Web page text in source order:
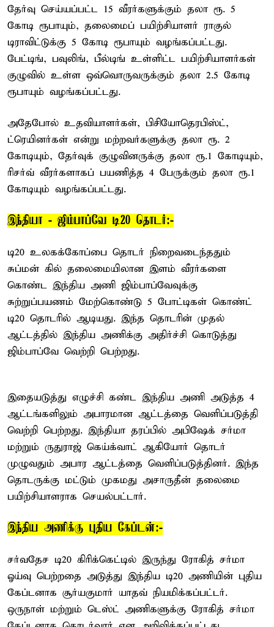
தேர்வு செய்யப்பட்ட 15 வீரர்களுக்கும் தலா ரூ. 5
கோடி ரூபாயும், தலைமைப் பயிற்சியாளர் ராகுல்
டிராவிட்டுக்கு 5 கோடி ரூபாயும் வழங்கப்பட்டது.
பேட்டிங், பவுலிங், பீல்டிங் உள்ளிட்ட பயிற்சியாளர்கள்
குழுவில் உள்ள ஒவ்வொருவருக்கும் தலா 2.5 கோடி
ரூபாயும் வழங்கப்பட்டது.
அதேபோல் உதவியாளர்கள், பிசியோதெரபிஸ்ட்,
ட்ரெயினர்கள் என்று மற்றவர்களுக்கு தலா ரூ. 2
கோடியும், தேர்வுக் குழுவினருக்கு தலா ரூ.1 கோடியும்,
ரிசர்வ் வீரர்களாகப் பயணித்த 4 பேருக்கும் தலா ரூ.1
கோடியும் வழங்கப்பட்டது.
இந்தியா - ஜிம்பாப்வே டி20 தொடர்:-
டி20 உலகக்கோப்பை தொடர் நிறைவடைந்ததும்
சுப்மன் கில் தலைமையிலான இளம் வீரர்களை
கொண்ட இந்திய அணி ஜிம்பாப்வேவுக்கு
சுற்றுப்பயணம் மேற்கொண்டு 5 போட்டிகள் கொண்ட்
டி20 தொடரில் ஆடியது. இந்த தொடரின் முதல்
ஆட்டத்தில் இந்திய அணிக்கு அதிர்ச்சி கொடுத்து
ஜிம்பாப்வே வெற்றி பெற்றது.
இதையடுத்து எழுச்சி கண்ட இந்திய அணி அடுத்த 4
ஆட்டங்களிலும் அபாரமான ஆட்டத்தை வெளிப்படுத்தி
வெற்றி பெற்றது. இந்தியா தரப்பில் அபிஷேக் சர்மா
மற்றும் ருதுராஜ் கெய்க்வாட் ஆகியோர் தொடர்
முழுவதும் அபார ஆட்டத்தை வெளிப்படுத்தினர். இந்த
தொடருக்கு மட்டும் முகமது அசாருதீன் தலைமை
பயிற்சியாளராக செயல்பட்டார்.
இந்திய அணிக்கு புதிய கேப்டன்:-
சர்வதேச டி20 கிரிக்கெட்டில் இருந்து ரோகித் சர்மா
ஓய்வு பெற்றதை அடுத்து இந்திய டி20 அணியின் புதிய
கேப்டனாக சூர்யகுமார் யாதவ் நியமிக்கப்பட்டர்.
ஒருநாள் மற்றும் டெஸ்ட் அணிகளுக்கு ரோகித் சர்மா